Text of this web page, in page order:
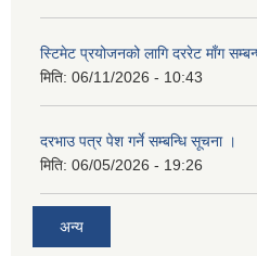
स्टिमेट प्रयोजनको लागि दररेट माँग
मिति: 06/11/2026 - 10:43
दरभाउ पत्र पेश गर्ने सम्बन्धि सूचना ।
मिति: 06/05/2026 - 19:26
अन्य